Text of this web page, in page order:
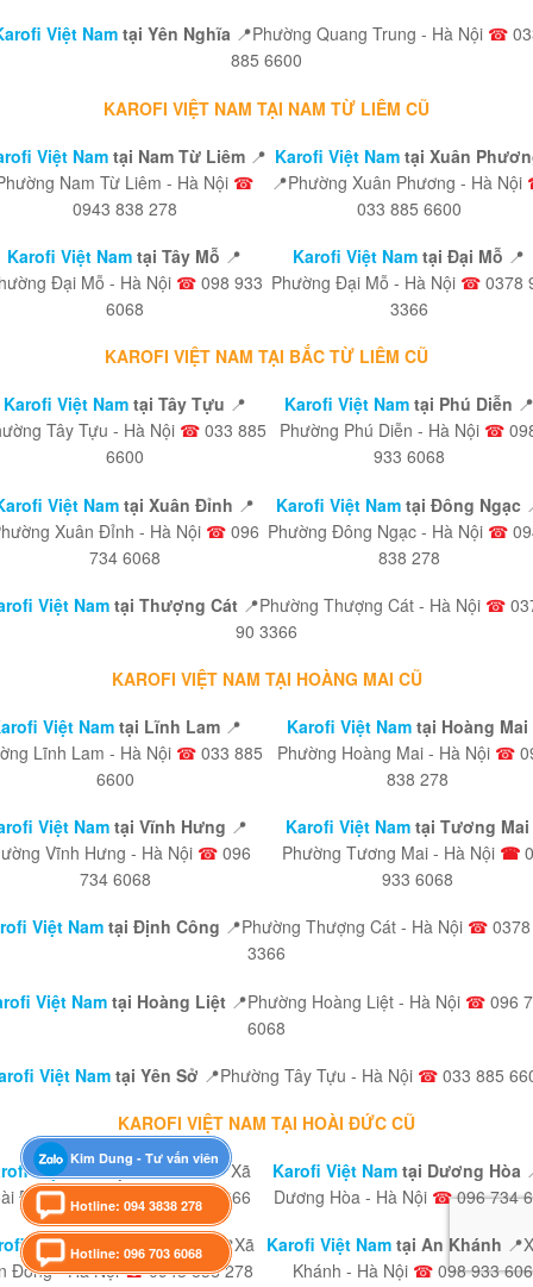
Việt Namtại Yên Nghĩa 📍Phường Quang Trung - Hà Nội ☎
885 6600
KAROFI VIỆT NAM TẠI NAM TỪ LIÊM CŨ
Việt Namtại Nam Từ Liêm 📍
Nam Từ Liêm - Hà Nội ☎
0943 838 278
Karofi Việt Nam tại Xuân
📍Phường Xuân Phương - Hà Nội
033 885 6600
Karofi Việt Nam tại Tây Mỗ 📍
Đại Mỗ - Hà Nội ☎098 933
6068
Karofi Việt Nam tại Đại Mỗ 📍
Phường Đại Mỗ - Hà Nội ☎0378
3366
KAROFI VIỆT NAM TẠI BẮC TỪ LIÊM CŨ
Karofi Việt Namtại Tây Tựu 📍
Tây Tựu - Hà Nội ☎ 033 885
6600
Karofi Việt Namtại Phú Diễn 📍
Phường Phú Diễn - Hà Nội ☎
933 6068
Việt Nam tại Xuân Đỉnh 📍
Xuân Đỉnh - Hà Nội ☎096
734 6068
Karofi Việt Namtại Đông Ngạc
Phường Đông Ngạc - Hà Nội ☎
838 278
Việt Nam tại Thượng Cát 📍Phường Thượng Cát - Hà Nội ☎
90 3366
KAROFI VIỆT NAM TẠI HOÀNG MAI CŨ
Việt Nam tại Lĩnh Lam 📍
Lĩnh Lam - Hà Nội ☎033 885
6600
Karofi Việt Namtại Hoàng Mai
Phường Hoàng Mai - Hà Nội ☎
838 278
Việt Namtại Vĩnh Hưng 📍
Vĩnh Hưng - Hà Nội ☎096
734 6068
Karofi Việt Namtại Tương Mai
Phường Tương Mai - Hà Nội ☎
933 6068
Việt Nam tại Định Công 📍Phường Thượng Cát - Hà Nội ☎
3366
Việt Namtại Hoàng Liệt 📍Phường Hoàng Liệt - Hà Nội ☎096
6068
Việt Nam tại Yên Sở 📍Phường Tây Tựu - Hà Nội ☎ 033 885
KAROFI VIỆT NAM TẠI HOÀI ĐỨC CŨ
Việt Namtại Hoài Đức📍Xã
Đức - Hà Nội ☎0378 90 3366
Karofi Việt Nam tại Dương Hòa
Dương Hòa - Hà Nội ☎096 734
Việt Nam tại Sơn Đồng 📍Xã
Đồng - Hà Nội☎0943 838 278
Karofi Việt Nam tại An Khánh
Khánh - Hà Nội ☎ 098 933
Kim Dung - Tư vấn viên
Hotline: 094 3838 278
Hotline: 096 703 6068